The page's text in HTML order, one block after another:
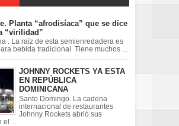
Planta “afrodisíaca” que se dice
“virilidad”
. La raíz de esta semienredadera es
bebida tradicional Tiene muchos ...
JOHNNY ROCKETS YA ESTA
EN REPÚBLICA
DOMINICANA
Santo Domingo. La cadena
internacional de restaurantes
Johnny Rockets abrió sus
...